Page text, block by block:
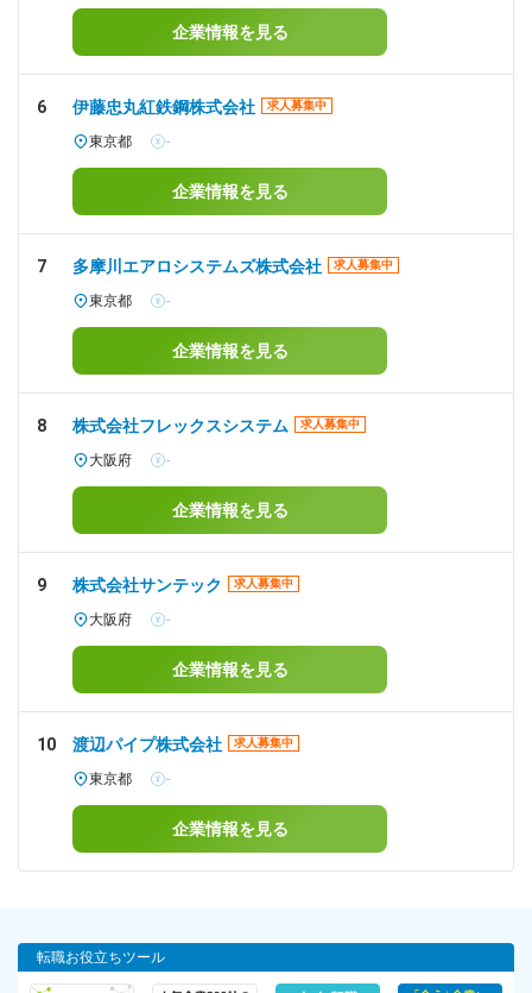
企業情報を見る
6 伊藤忠丸紅鉄鋼株式会社 求人募集中
東京都 -
企業情報を見る
7 多摩川エアロシステムズ株式会社 求人募集中
東京都 -
企業情報を見る
8 株式会社フレックスシステム 求人募集中
大阪府 -
企業情報を見る
9 株式会社サンテック 求人募集中
大阪府 -
企業情報を見る
10 渡辺パイプ株式会社 求人募集中
東京都 -
企業情報を見る
転職お役立ちツール